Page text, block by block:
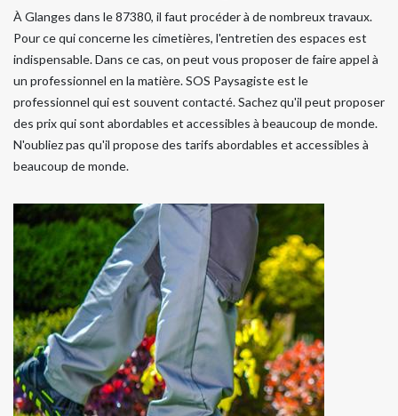
À Glanges dans le 87380, il faut procéder à de nombreux travaux.
Pour ce qui concerne les cimetières, l'entretien des espaces est
indispensable. Dans ce cas, on peut vous proposer de faire appel à
un professionnel en la matière. SOS Paysagiste est le
professionnel qui est souvent contacté. Sachez qu'il peut proposer
des prix qui sont abordables et accessibles à beaucoup de monde.
N'oubliez pas qu'il propose des tarifs abordables et accessibles à
beaucoup de monde.